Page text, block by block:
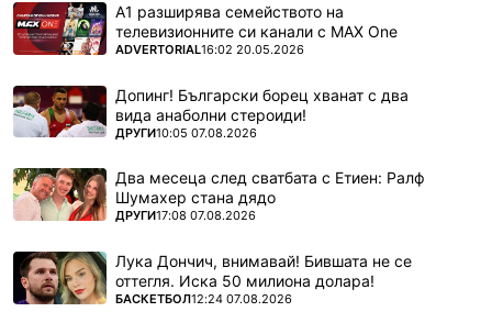
А1 разширява семейството на
телевизионните си канали с MAX One
ПОВЕЧЕ ОТ
ADVERTORIAL16:02 20.05.2026
Допинг! Български борец хванат с два
вида анаболни стероиди!
ПОВЕЧЕ ОТ
ДРУГИ10:05 07.08.2026
Два месеца след сватбата с Етиен: Ралф
Шумахер стана дядо
ПОВЕЧЕ ОТ
ДРУГИ17:08 07.08.2026
Лука Дончич, внимавай! Бившата не се
оттегля. Иска 50 милиона долара!
ПОВЕЧЕ ОТ
БАСКЕТБОЛ12:24 07.08.2026